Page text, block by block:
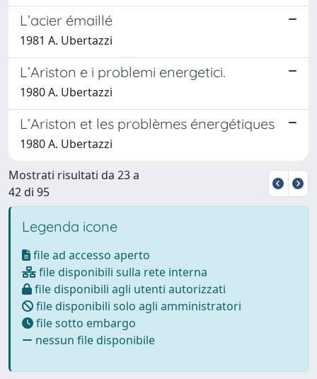
L’acier émaillé
1981 A. Ubertazzi
L’Ariston e i problemi energetici.
1980 A. Ubertazzi
L’Ariston et les problèmes énergétiques
1980 A. Ubertazzi
Mostrati risultati da 23 a
42 di 95
Legenda icone
file ad accesso aperto
file disponibili sulla rete interna
file disponibili agli utenti autorizzati
file disponibili solo agli amministratori
file sotto embargo
nessun file disponibile